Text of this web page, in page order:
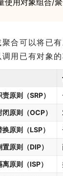
聚合可以将已
用已有对象的
原则（SRP）
原则（OCP）
原则（LSP）
原则（DIP）
原则（ISP）